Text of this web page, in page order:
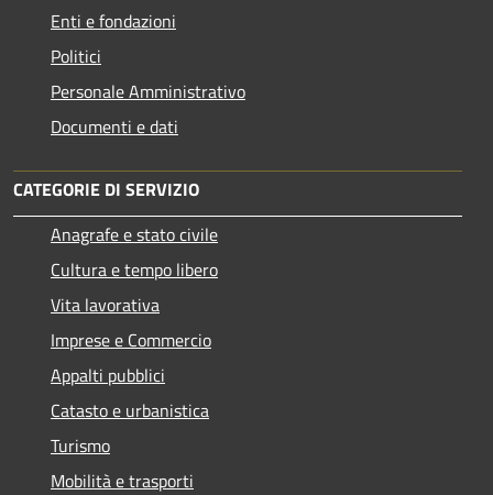
Enti e fondazioni
Politici
Personale Amministrativo
Documenti e dati
CATEGORIE DI SERVIZIO
Anagrafe e stato civile
Cultura e tempo libero
Vita lavorativa
Imprese e Commercio
Appalti pubblici
Catasto e urbanistica
Turismo
Mobilità e trasporti